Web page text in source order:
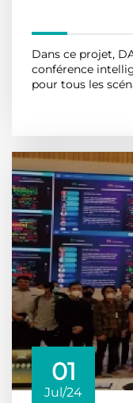
Dans ce projet,
conférence
pour tous les
01
Jul/24